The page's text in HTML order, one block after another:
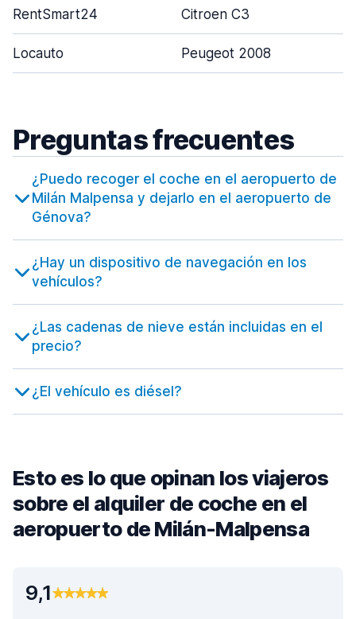
RentSmart24 Citroen C3
Locauto Peugeot 2008
Preguntas frecuentes
¿Puedo recoger el coche en el aeropuerto de
Milán Malpensa y dejarlo en el aeropuerto de
Génova?
¿Hay un dispositivo de navegación en los
vehículos?
¿Las cadenas de nieve están incluidas en el
precio?
¿El vehículo es diésel?
Esto es lo que opinan los viajeros
sobre el alquiler de coche en el
aeropuerto de Milán-Malpensa
9,1